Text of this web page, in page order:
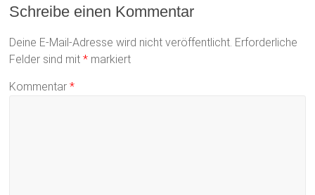
Schreibe einen Kommentar
Deine E-Mail-Adresse wird nicht veröffentlicht. Erforderliche
Felder sind mit* markiert
Kommentar*